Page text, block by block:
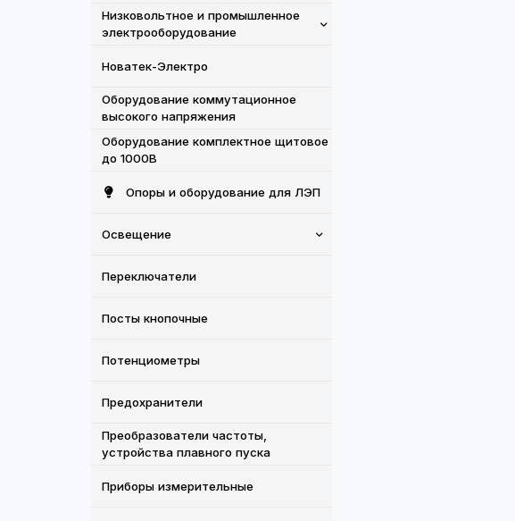
Низковольтное и промышленное
электрооборудование
Новатек-Электро
Оборудование коммутационное
высокого напряжения
Оборудование комплектное щитовое
до 1000В
Опоры и оборудование для ЛЭП
Освещение
Переключатели
Посты кнопочные
Потенциометры
Предохранители
Преобразователи частоты,
устройства плавного пуска
Приборы измерительные